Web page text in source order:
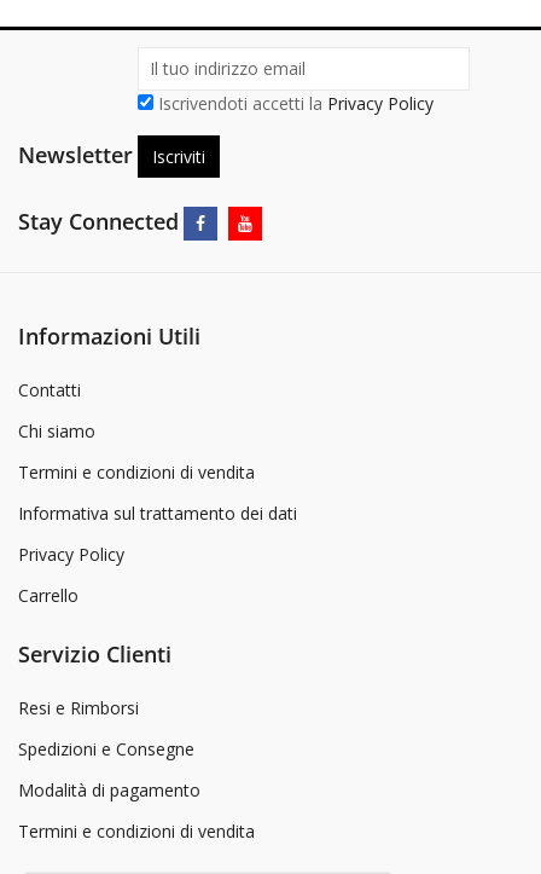
Newsletter
Iscrivendoti accetti la Privacy Policy
Stay Connected
Informazioni Utili
Contatti
Chi siamo
Termini e condizioni di vendita
Informativa sul trattamento dei dati
Privacy Policy
Carrello
Servizio Clienti
Resi e Rimborsi
Spedizioni e Consegne
Modalità di pagamento
Termini e condizioni di vendita